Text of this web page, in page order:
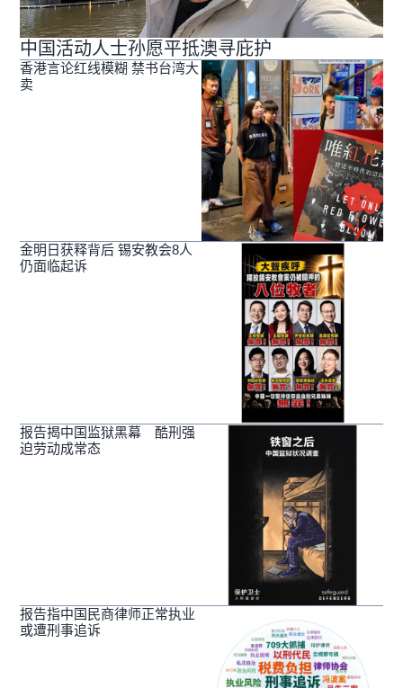
中国活动人士孙愿平抵澳寻庇护
香港言论红线模糊 禁书台湾大
卖
金明日获释背后 锡安教会8人
仍面临起诉
报告揭中国监狱黑幕 酷刑强
迫劳动成常态
报告指中国民商律师正常执业
或遭刑事追诉